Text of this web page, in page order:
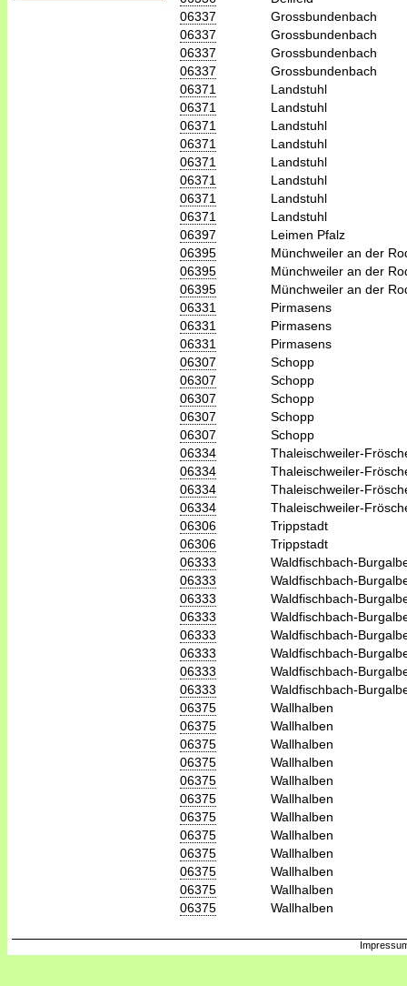
06337
Grossbundenbach
06337
Grossbundenbach
06337
Grossbundenbach
06337
Grossbundenbach
06371
Landstuhl
06371
Landstuhl
06371
Landstuhl
06371
Landstuhl
06371
Landstuhl
06371
Landstuhl
06371
Landstuhl
06371
Landstuhl
06397
Leimen Pfalz
06395
Münchweiler an der
06395
Münchweiler an der
06395
Münchweiler an der
06331
Pirmasens
06331
Pirmasens
06331
Pirmasens
06307
Schopp
06307
Schopp
06307
Schopp
06307
Schopp
06307
Schopp
06334
Thaleischweiler-
06334
Thaleischweiler-
06334
Thaleischweiler-
06334
Thaleischweiler-
06306
Trippstadt
06306
Trippstadt
06333
Waldfischbach-
06333
Waldfischbach-
06333
Waldfischbach-
06333
Waldfischbach-
06333
Waldfischbach-
06333
Waldfischbach-
06333
Waldfischbach-
06333
Waldfischbach-
06375
Wallhalben
06375
Wallhalben
06375
Wallhalben
06375
Wallhalben
06375
Wallhalben
06375
Wallhalben
06375
Wallhalben
06375
Wallhalben
06375
Wallhalben
06375
Wallhalben
06375
Wallhalben
06375
Wallhalben